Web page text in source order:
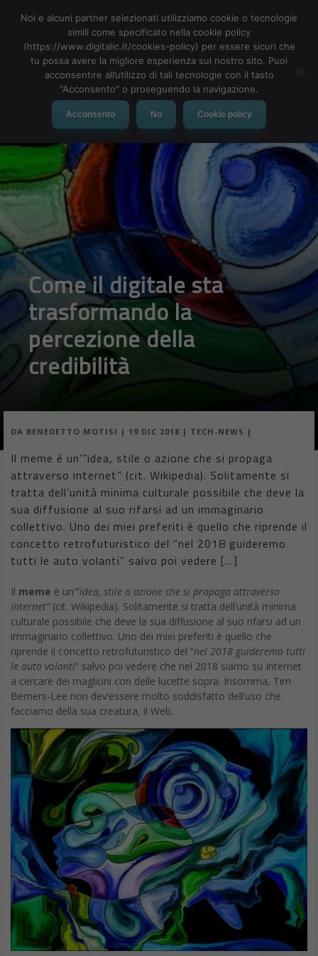
MENU
Come il digitale sta
trasformando la
percezione della
credibilità
DA BENEDETTO MOTISI | 19 DIC 2018 | TECH-NEWS |
Il meme è un’”idea, stile o azione che si propaga
attraverso internet” (cit. Wikipedia). Solitamente si
tratta dell’unità minima culturale possibile che deve la
sua diffusione al suo rifarsi ad un immaginario
collettivo. Uno dei miei preferiti è quello che riprende il
concetto retrofuturistico del “nel 2018 guideremo
tutti le auto volanti” salvo poi vedere […]
Il meme è un'”idea, stile o azione che si propaga attraverso
internet” (cit. Wikipedia). Solitamente si tratta dell’unità minima
culturale possibile che deve la sua diffusione al suo rifarsi ad un
immaginario collettivo. Uno dei miei preferiti è quello che
riprende il concetto retrofuturistico del “nel 2018 guideremo tutti
le auto volanti” salvo poi vedere che nel 2018 siamo su Internet
a cercare dei maglioni con delle lucette sopra. Insomma, Tim
Berners-Lee non dev’essere molto soddisfatto dell’uso che
facciamo della sua creatura, il Web.
Noi e alcuni partner selezionati utilizziamo cookie o tecnologie
simili come specificato nella cookie policy
(https://www.digitalic.it/cookies-policy) per essere sicuri che
tu possa avere la migliore esperienza sul nostro sito. Puoi
acconsentire all’utilizzo di tali tecnologie con il tasto
"Acconsento" o proseguendo la navigazione.
Acconsento No Cookie policy